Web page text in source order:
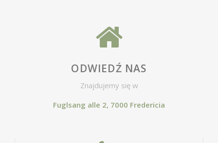
ODWIEDŹ NAS
Znajdujemy się w
Fuglsang alle 2, 7000 Fredericia